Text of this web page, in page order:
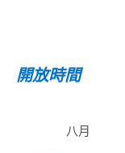
開放時間
八月